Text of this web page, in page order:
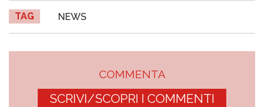
TAG NEWS
COMMENTA
SCRIVI/SCOPRI I COMMENTI